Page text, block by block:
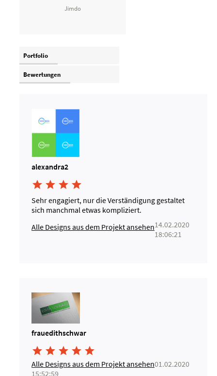
Jimdo
Portfolio
Bewertungen
alexandra2
   
Sehr engagiert, nur die Verständigung gestaltet
sich manchmal etwas kompliziert.
Alle Designs aus dem Projekt ansehen14.02.2020
18:06:21
frauedithschwar
    
Alle Designs aus dem Projekt ansehen01.02.2020
15:52:59